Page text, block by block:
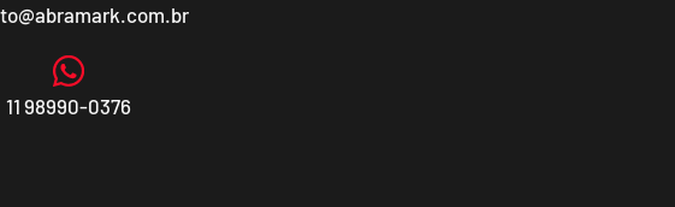
11 98990-0376